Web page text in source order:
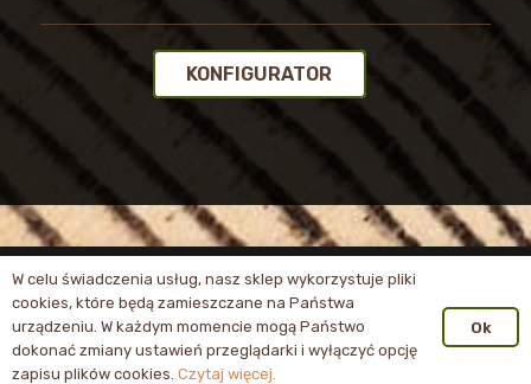
KONFIGURATOR
Wszelkie prawa zastrzeżone dlarobiwood.pl
2024 – realizacjaPanther.software
W celu świadczenia usług, nasz sklep wykorzystuje pliki
cookies, które będą zamieszczane na Państwa
urządzeniu. W każdym momencie mogą Państwo
dokonać zmiany ustawień przeglądarki i wyłączyć opcję
zapisu plików cookies. Czytaj więcej.
Ok